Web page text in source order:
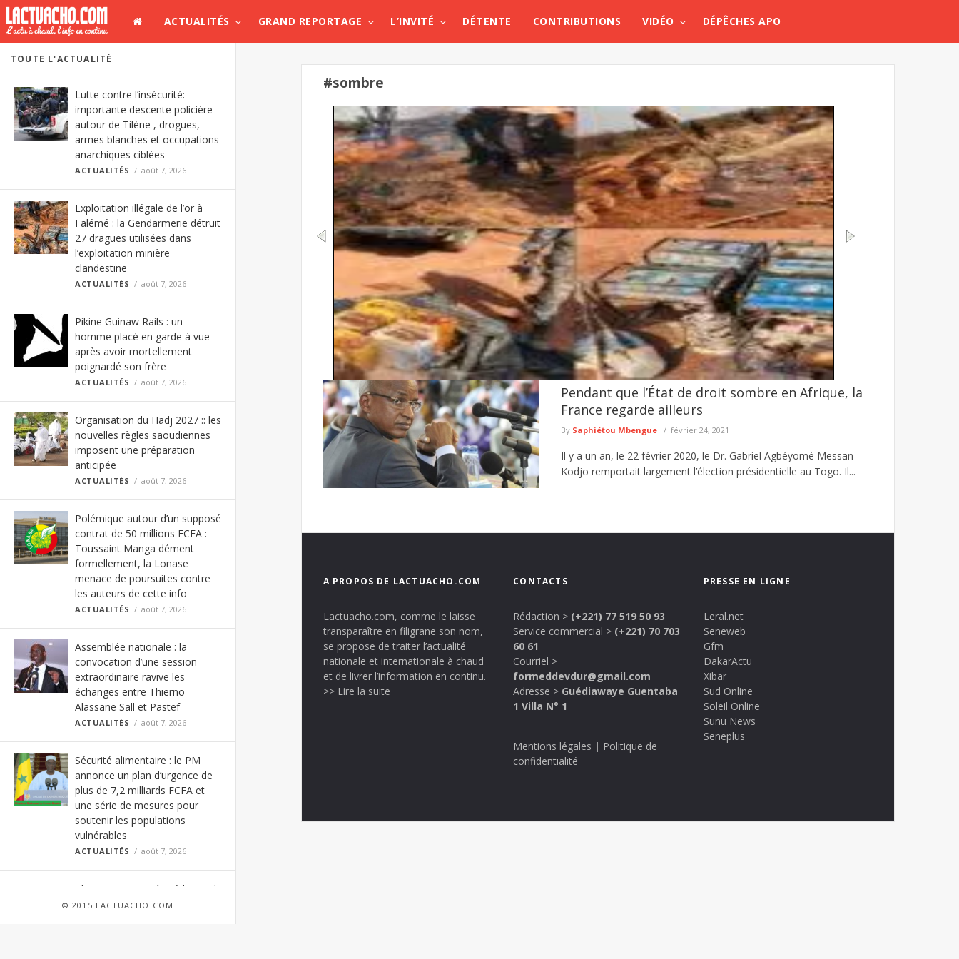
ACTUALITÉS GRAND REPORTAGE L’INVITÉ DÉTENTE CONTRIBUTIONS VIDÉO DÉPÊCHES APO
TOUTE L'ACTUALITÉ
Lutte contre l’insécurité:
importante descente policière
autour de Tilène , drogues,
armes blanches et occupations
anarchiques ciblées
ACTUALITÉS août 7, 2026
Exploitation illégale de l’or à
Falémé : la Gendarmerie détruit
27 dragues utilisées dans
l’exploitation minière
clandestine
ACTUALITÉS août 7, 2026
Pikine Guinaw Rails : un
homme placé en garde à vue
après avoir mortellement
poignardé son frère
ACTUALITÉS août 7, 2026
Organisation du Hadj 2027 :: les
nouvelles règles saoudiennes
imposent une préparation
anticipée
ACTUALITÉS août 7, 2026
Polémique autour d’un supposé
contrat de 50 millions FCFA :
Toussaint Manga dément
formellement, la Lonase
menace de poursuites contre
les auteurs de cette info
ACTUALITÉS août 7, 2026
Assemblée nationale : la
convocation d’une session
extraordinaire ravive les
échanges entre Thierno
Alassane Sall et Pastef
ACTUALITÉS août 7, 2026
Sécurité alimentaire : le PM
annonce un plan d’urgence de
plus de 7,2 milliards FCFA et
une série de mesures pour
soutenir les populations
vulnérables
ACTUALITÉS août 7, 2026
Chronique : Icare à Médinatoul
Salam – Sokhna Aïda Diallo
© 2015 LACTUACHO.COM
#sombre
Exploitation illégale de l'or à Falémé : la Gendarmerie détruit 27 dragues utilisées dans l'exploitation
minière clandestine
La Gendarmerie nationale poursuit ses opérations de lutte contre l'exploitation illégale des ressources naturelles dans l'Est du
Sénégal. Dans le ...
lire plus
Pendant que l’État de droit sombre en Afrique, la
France regarde ailleurs
By Saphiétou Mbengue février 24, 2021
Il y a un an, le 22 février 2020, le Dr. Gabriel Agbéyomé Messan
Kodjo remportait largement l’élection présidentielle au Togo. Il...
A PROPOS DE LACTUACHO.COM
Lactuacho.com, comme le laisse
transparaître en filigrane son nom,
se propose de traiter l’actualité
nationale et internationale à chaud
et de livrer l’information en continu.
>> Lire la suite
CONTACTS
Rédaction > (+221) 77 519 50 93
Service commercial > (+221) 70 703
60 61
Courriel >
formeddevdur@gmail.com
Adresse > Guédiawaye Guentaba
1 Villa N° 1
Mentions légales | Politique de
confidentialité
PRESSE EN LIGNE
Leral.net
Seneweb
Gfm
DakarActu
Xibar
Sud Online
Soleil Online
Sunu News
Seneplus